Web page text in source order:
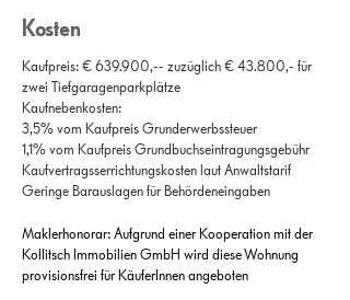
Kosten
Kaufpreis: € 639.900,-- zuzüglich € 43.800,- für
zwei Tiefgaragenparkplätze
Kaufnebenkosten:
3,5% vom Kaufpreis Grunderwerbssteuer
1,1% vom Kaufpreis Grundbuchseintragungsgebühr
Kaufvertragsserrichtungskosten laut Anwaltstarif
Geringe Barauslagen für Behördeneingaben
Maklerhonorar: Aufgrund einer Kooperation mit der
Kollitsch Immobilien GmbH wird diese Wohnung
provisionsfrei für KäuferInnen angeboten